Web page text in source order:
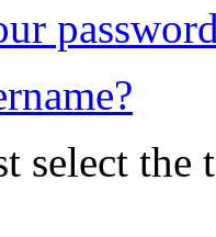
select